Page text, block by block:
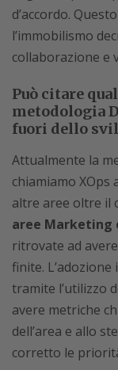
d’accordo.
l’immobilismo
collaborazione e
Può citare
metodologia
fuori dello
Attualmente la
chiamiamo
altre aree oltre il
aree Marketing
ritrovate ad
finite.
tramite l’utilizzo
avere metriche
dell’area e allo
corretto le